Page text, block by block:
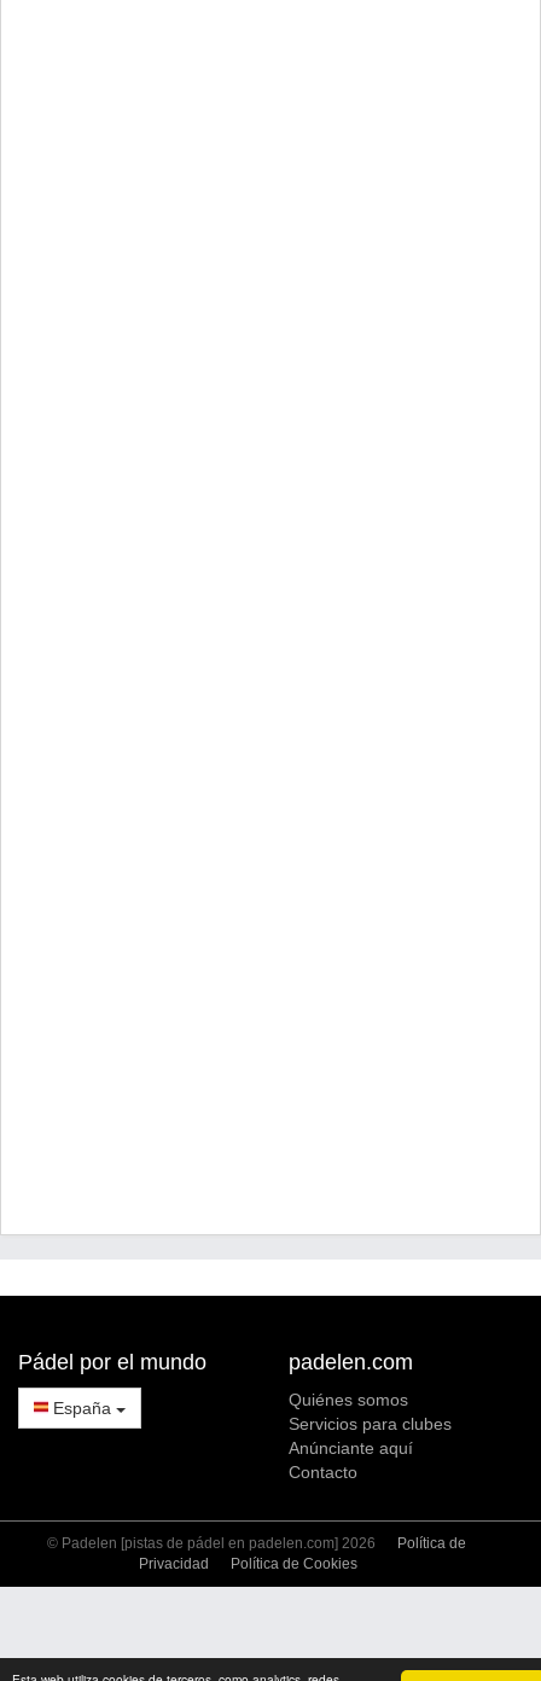
Pádel por el mundo
España
padelen.com
Quiénes somos
Servicios para clubes
Anúnciante aquí
Contacto
© Padelen [pistas de pádel en padelen.com] 2026
Política de
Privacidad
Política de Cookies